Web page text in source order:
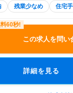
残業少なめ 住宅
この求人を問い
詳細を見る